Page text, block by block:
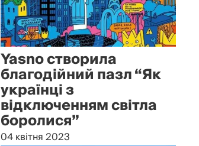
Yasno створила
благодійний пазл “Як
українці з
відключенням світла
боролися”
04 квітня 2023